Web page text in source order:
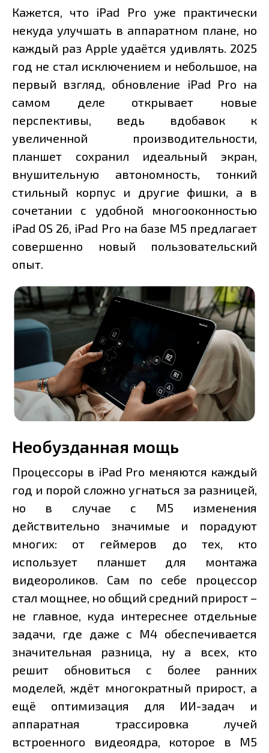
Кажется, что iPad Pro уже практически
некуда улучшать в аппаратном плане, но
каждый раз Apple удаётся удивлять. 2025
год не стал исключением и небольшое, на
первый взгляд, обновление iPad Pro на
самом деле открывает новые
перспективы, ведь вдобавок к
увеличенной производительности,
планшет сохранил идеальный экран,
внушительную автономность, тонкий
стильный корпус и другие фишки, а в
сочетании с удобной многооконностью
iPad OS 26, iPad Pro на базе M5 предлагает
совершенно новый пользовательский
опыт.
Необузданная мощь
Процессоры в iPad Pro меняются каждый
год и порой сложно угнаться за разницей,
но в случае с M5 изменения
действительно значимые и порадуют
многих: от геймеров до тех, кто
использует планшет для монтажа
видеороликов. Сам по себе процессор
стал мощнее, но общий средний прирост –
не главное, куда интереснее отдельные
задачи, где даже с M4 обеспечивается
значительная разница, ну а всех, кто
решит обновиться с более ранних
моделей, ждёт многократный прирост, а
ещё оптимизация для ИИ-задач и
аппаратная трассировка лучей
встроенного видеоядра, которое в M5